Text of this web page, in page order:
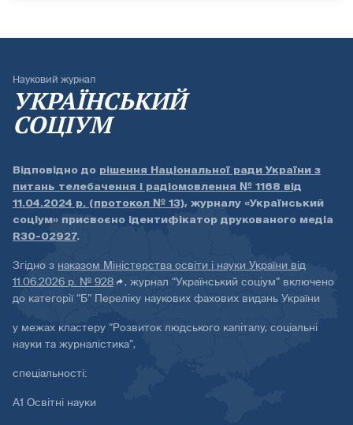
Науковий журнал
УКРАЇНСЬКИЙ
СОЦІУМ
Відповідно до рішення Національної ради України з
питань телебачення і радіомовлення № 1168 від
11.04.2024 р. (протокол № 13), журналу «Український
соціум» присвоєно ідентифікатор друкованого медіа
R30-02927.
Згідно з наказом Міністерства освіти і науки України від
11.06.2026 р. № 928
, журнал “Український соціум” включено
до категорії “Б” Переліку наукових фахових видань України
у межах кластеру “Розвиток людського капіталу, соціальні
науки та журналістика”,
спеціальності:
А1 Освітні науки